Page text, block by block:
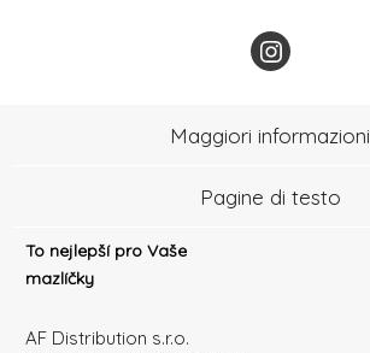
To nejlepší pro Vaše
mazlíčky
AF Distribution s.r.o.
Maggiori informazioni
Pagine di testo